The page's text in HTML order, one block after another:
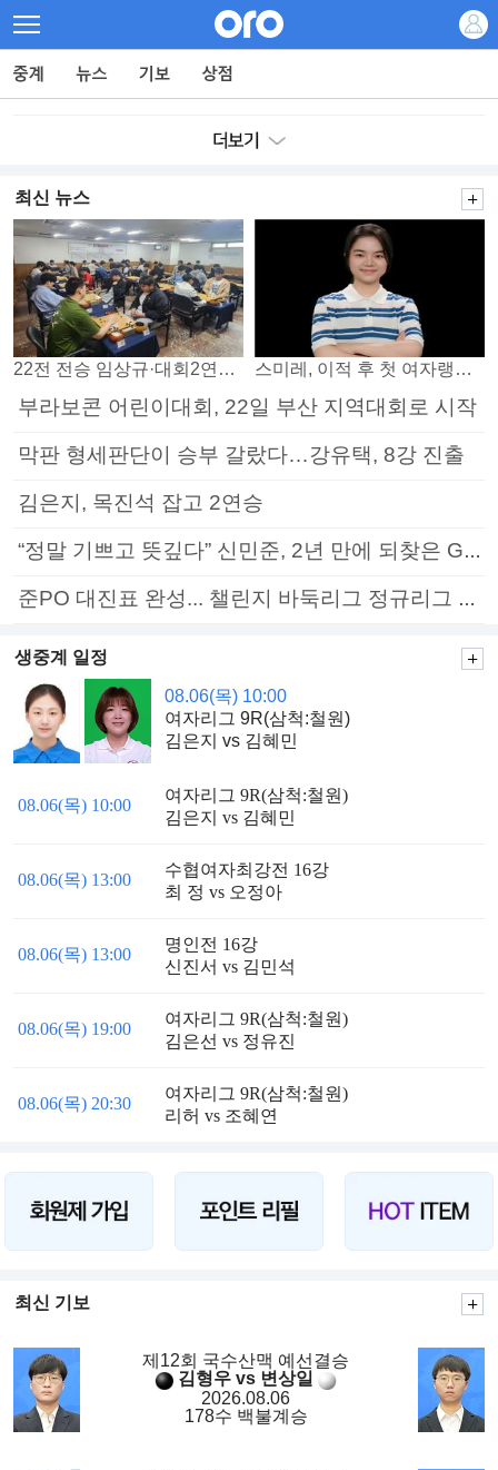
최신 뉴스
22전 전승 임상규·대회2연패 노리는 김다빈…왕중왕전 16강 7일부터 스미레, 이적 후 첫 여자랭킹 3위
부라보콘 어린이대회, 22일 부산 지역대회로 시작
막판 형세판단이 승부 갈랐다…강유택, 8강 진출
김은지, 목진석 잡고 2연승
“정말 기쁘고 뜻깊다” 신민준, 2년 만에 되찾은 GS칼텍스배 정상
준PO 대진표 완성... 챌린지 바둑리그 정규리그 종료
생중계 일정
08.06(목) 10:00
여자리그 9R(삼척:철원)
김은지 vs 김혜민
08.06(목) 10:00
여자리그 9R(삼척:철원)
김은지 vs 김혜민
08.06(목) 13:00
수협여자최강전 16강
최 정 vs 오정아
08.06(목) 13:00
명인전 16강
신진서 vs 김민석
08.06(목) 19:00
여자리그 9R(삼척:철원)
김은선 vs 정유진
08.06(목) 20:30
여자리그 9R(삼척:철원)
리허 vs 조혜연
최신 기보
제12회 국수산맥 예선결승
김형우 vs 변상일
2026.08.06
178수 백불계승